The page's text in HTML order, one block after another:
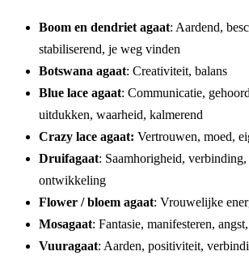
Boom en dendriet agaat: Aardend,
stabiliserend, je weg vinden
Botswana agaat: Creativiteit, balans
Blue lace agaat: Communicatie,
uitdukken, waarheid, kalmerend
Crazy lace agaat: Vertrouwen, moed,
Druifagaat: Saamhorigheid,
ontwikkeling
Flower / bloem agaat: Vrouwelijke
Mosagaat: Fantasie, manifesteren,
Vuuragaat: Aarden, positiviteit,